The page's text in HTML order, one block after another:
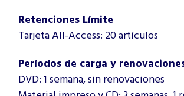
Retenciones Límite
Tarjeta All-Access: 20 artículos
Períodos de carga y
DVD: 1 semana, sin renovaciones